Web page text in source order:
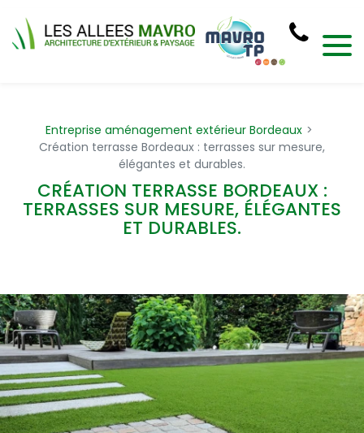
Entreprise aménagement extérieur Bordeaux
Création terrasse Bordeaux : terrasses sur mesure,
élégantes et durables.
CRÉATION TERRASSE BORDEAUX :
TERRASSES SUR MESURE, ÉLÉGANTES
ET DURABLES.